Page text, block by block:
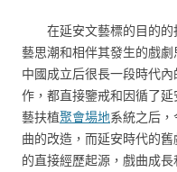
在延安文藝標的目的
藝思潮和相伴其發生的戲
中國成立后很長一段時代
作，都直接鑒戒和因循了
藝扶植聚會場地系統之后
曲的改造，而延安時代的
的直接經歷起源，戲曲成